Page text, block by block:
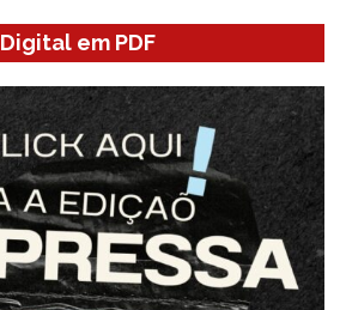
Digital em PDF